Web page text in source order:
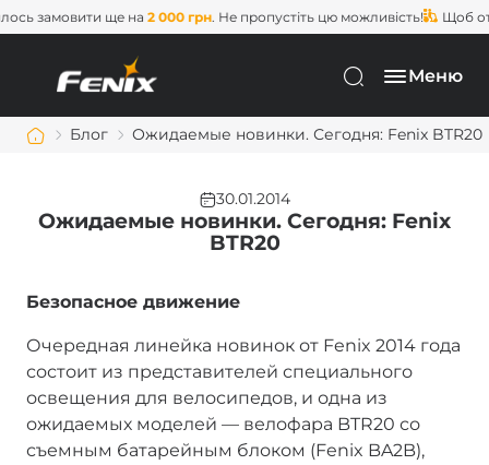
замовити ще на2 000 грн. Не пропустіть цю можливість! Щоб
Меню
Блог Ожидаемые новинки. Сегодня: Fenix BTR20
30.01.2014
Ожидаемые новинки. Сегодня: Fenix
BTR20
Безопасное движение
Очередная линейка новинок от Fenix 2014 года
состоит из представителей специального
освещения для велосипедов, и одна из
ожидаемых моделей — велофара BTR20 со
съемным батарейным блоком (Fenix BA2B),